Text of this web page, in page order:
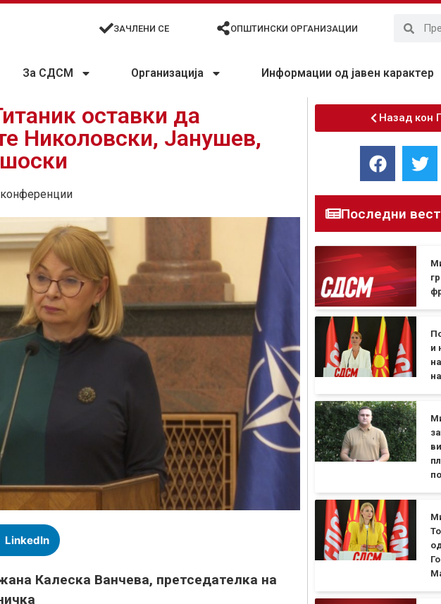
ЗАЧЛЕНИ СЕ ОПШТИНСКИ ОРГАНИЗАЦИИ
За СДСМ Организација Информации од јавен карактер
оставки да
Николовски, Јанушев,
LinkedIn
Калеска Ванчева, претседателка на
Назад кон
Последни
и